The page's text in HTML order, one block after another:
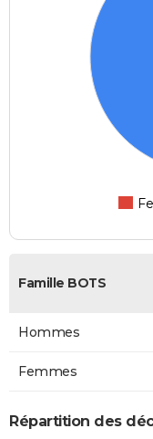
Famille BOTS
Hommes
Femmes
Répartition des